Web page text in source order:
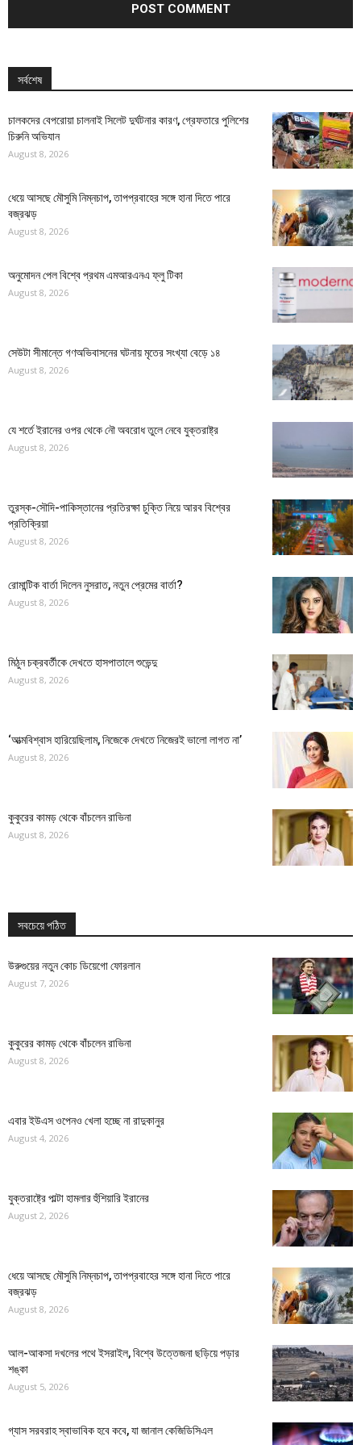
সর্বশেষ
চালকদের বেপরোয়া চালনাই সিলেট দুর্ঘটনার কারণ, গ্রেফতারে পুলিশের
চিরুনি অভিযান
August 8, 2026
ধেয়ে আসছে মৌসুমি নিম্নচাপ, তাপপ্রবাহের সঙ্গে হানা দিতে পারে
বজ্রঝড়
August 8, 2026
অনুমোদন পেল বিশ্বে প্রথম এমআরএনএ ফ্লু টিকা
August 8, 2026
সেউটা সীমান্তে গণঅভিবাসনের ঘটনায় মৃতের সংখ্যা বেড়ে ১৪
August 8, 2026
যে শর্তে ইরানের ওপর থেকে নৌ অবরোধ তুলে নেবে যুক্তরাষ্ট্র
August 8, 2026
তুরস্ক-সৌদি-পাকিস্তানের প্রতিরক্ষা চুক্তি নিয়ে আরব বিশ্বের
প্রতিক্রিয়া
August 8, 2026
রোমান্টিক বার্তা দিলেন নুসরাত, নতুন প্রেমের বার্তা?
August 8, 2026
মিঠুন চক্রবর্তীকে দেখতে হাসপাতালে শুভেন্দু
August 8, 2026
‘আত্মবিশ্বাস হারিয়েছিলাম, নিজেকে দেখতে নিজেরই ভালো লাগত না’
August 8, 2026
কুকুরের কামড় থেকে বাঁচলেন রাভিনা
August 8, 2026
সবচেয়ে পঠিত
উরুগুয়ের নতুন কোচ ডিয়েগো ফোরলান
August 7, 2026
কুকুরের কামড় থেকে বাঁচলেন রাভিনা
August 8, 2026
এবার ইউএস ওপেনও খেলা হচ্ছে না রাদুকানুর
August 4, 2026
যুক্তরাষ্ট্রে পাল্টা হামলার হুঁশিয়ারি ইরানের
August 2, 2026
ধেয়ে আসছে মৌসুমি নিম্নচাপ, তাপপ্রবাহের সঙ্গে হানা দিতে পারে
বজ্রঝড়
August 8, 2026
আল-আকসা দখলের পথে ইসরাইল, বিশ্বে উত্তেজনা ছড়িয়ে পড়ার
শঙ্কা
August 5, 2026
গ্যাস সরবরাহ স্বাভাবিক হবে কবে, যা জানাল কেজিডিসিএল